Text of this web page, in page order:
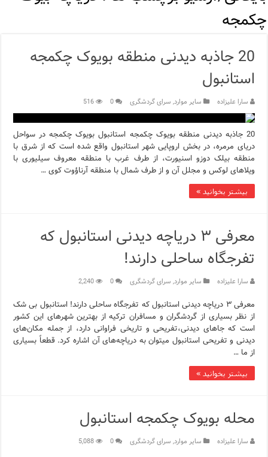
اپلیکیشن KarDes؛ راهنمای رایگان کشف تاریخ و فرهنگ پنهان ترکیه
12 اشتباه رایج در دریافت شهروندی ترکیه از طریق خرید ملک
ویژگی‌های رفتاری و اجتماعی در زبان ترکی استانبولی
ویژگی‌های منفی شخصیت در زبان ترکی استانبولی
ویژگی‌های مثبت شخصیت در زبان ترکی استانبولی
موزه افسانه‌های کارتال استانبول؛ سفری به دنیای قصه‌ها در
موزه ساعت کاخ توپکاپی استانبول
چکمجه
20 جاذبه دیدنی منطقه بویوک چکمجه
استانبول
سارا علیزاده سایر موارد, سرای گردشگری 0
516
20 جاذبه دیدنی منطقه بویوک چکمجه استانبول بویوک چکمجه در سواحل
دریای مرمره، در بخش اروپایی شهر استانبول واقع شده است که از شرق با
منطقه بیلک دوزو اسنیورت، از طرف غرب با منطقه معروف سیلیوری با
ویلاهای لوکس و مجلل آن و از طرف شمال با منطقه آرناؤوت کوی …
بیشتر بخوانید »
معرفی ۳ دریاچه دیدنی استانبول که
تفرجگاه ساحلی دارند!
سارا علیزاده سایر موارد, سرای گردشگری 0
2,240
معرفی ۳ دریاچه دیدنی استانبول که تفرجگاه ساحلی دارند! استانبول بی شک
از نظر بسیاری از گردشگران و مسافران ترکیه از بهترین شهرهای این کشور
است که جاهای دیدنی،تفریحی و تاریخی فراوانی دارد، از جمله مکان‌های
دیدنی و تفریحی استانبول میتوان به دریاچه‌های آن اشاره کرد. قطعاً بسیاری
از ما …
بیشتر بخوانید »
محله بویوک چکمجه استانبول
سارا علیزاده سایر موارد, سرای گردشگری 0
5,088